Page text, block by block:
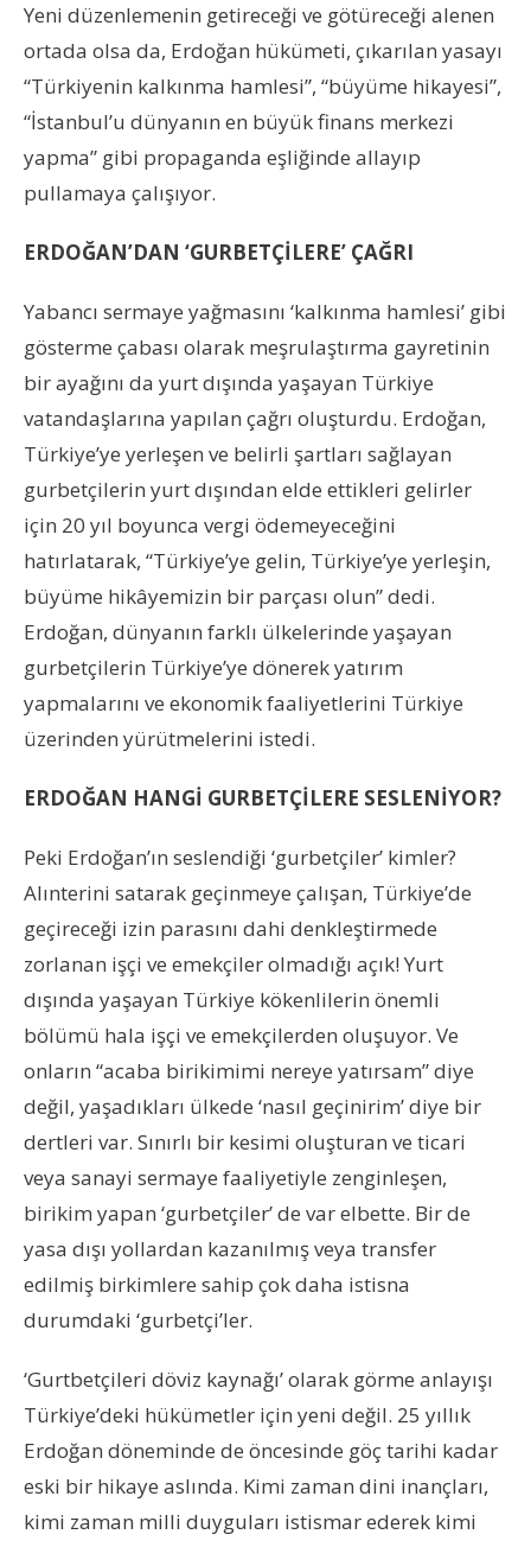
Yeni düzenlemenin getireceği ve götüreceği alenen
ortada olsa da, Erdoğan hükümeti, çıkarılan yasayı
“Türkiyenin kalkınma hamlesi”, “büyüme hikayesi”,
“İstanbul’u dünyanın en büyük finans merkezi
yapma” gibi propaganda eşliğinde allayıp
pullamaya çalışıyor.
ERDOĞAN’DAN ‘GURBETÇİLERE’ ÇAĞRI
Yabancı sermaye yağmasını ‘kalkınma hamlesi’ gibi
gösterme çabası olarak meşrulaştırma gayretinin
bir ayağını da yurt dışında yaşayan Türkiye
vatandaşlarına yapılan çağrı oluşturdu. Erdoğan,
Türkiye’ye yerleşen ve belirli şartları sağlayan
gurbetçilerin yurt dışından elde ettikleri gelirler
için 20 yıl boyunca vergi ödemeyeceğini
hatırlatarak, “Türkiye’ye gelin, Türkiye’ye yerleşin,
büyüme hikâyemizin bir parçası olun” dedi.
Erdoğan, dünyanın farklı ülkelerinde yaşayan
gurbetçilerin Türkiye’ye dönerek yatırım
yapmalarını ve ekonomik faaliyetlerini Türkiye
üzerinden yürütmelerini istedi.
ERDOĞAN HANGİ GURBETÇİLERE SESLENİYOR?
Peki Erdoğan’ın seslendiği ‘gurbetçiler’ kimler?
Alınterini satarak geçinmeye çalışan, Türkiye’de
geçireceği izin parasını dahi denkleştirmede
zorlanan işçi ve emekçiler olmadığı açık! Yurt
dışında yaşayan Türkiye kökenlilerin önemli
bölümü hala işçi ve emekçilerden oluşuyor. Ve
onların “acaba birikimimi nereye yatırsam” diye
değil, yaşadıkları ülkede ‘nasıl geçinirim’ diye bir
dertleri var. Sınırlı bir kesimi oluşturan ve ticari
veya sanayi sermaye faaliyetiyle zenginleşen,
birikim yapan ‘gurbetçiler’ de var elbette. Bir de
yasa dışı yollardan kazanılmış veya transfer
edilmiş birkimlere sahip çok daha istisna
durumdaki ‘gurbetçi’ler.
‘Gurtbetçileri döviz kaynağı’ olarak görme anlayışı
Türkiye’deki hükümetler için yeni değil. 25 yıllık
Erdoğan döneminde de öncesinde göç tarihi kadar
eski bir hikaye aslında. Kimi zaman dini inançları,
kimi zaman milli duyguları istismar ederek kimi